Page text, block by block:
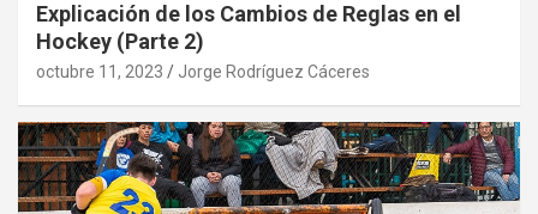
Explicación de los Cambios de Reglas en el
Hockey (Parte 2)
octubre 11, 2023 Jorge Rodríguez Cáceres